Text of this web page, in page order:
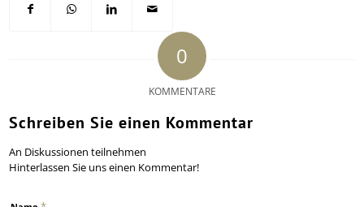
0
KOMMENTARE
Schreiben Sie einen Kommentar
An Diskussionen teilnehmen
Hinterlassen Sie uns einen Kommentar!